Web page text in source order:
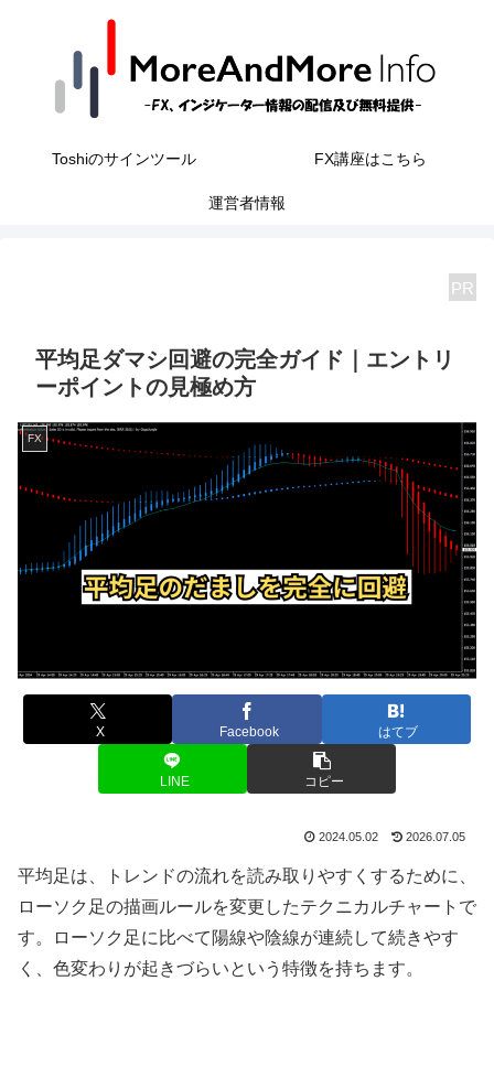
Toshiのサインツール FX講座はこちら
運営者情報
PR
平均足ダマシ回避の完全ガイド｜エントリ
ーポイントの見極め方
FX
X Facebook はてブ
LINE コピー
2024.05.02 2026.07.05
平均足は、トレンドの流れを読み取りやすくするために、
ローソク足の描画ルールを変更したテクニカルチャートで
す。ローソク足に比べて陽線や陰線が連続して続きやす
く、色変わりが起きづらいという特徴を持ちます。